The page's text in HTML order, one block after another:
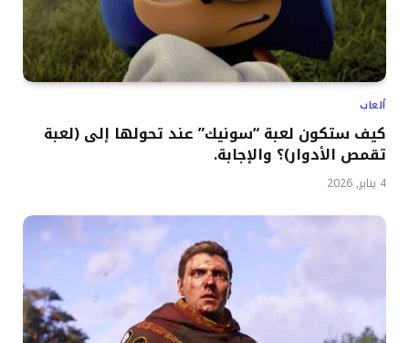
ألعاب
كيف ستكون لعبة “سونيك” عند تحولها إلى (لعبة
تقمص الأدوار)؟ والإجابة.
4 يناير, 2026